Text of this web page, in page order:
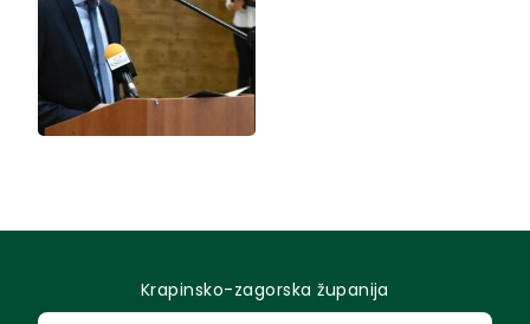
Krapinsko-zagorska županija